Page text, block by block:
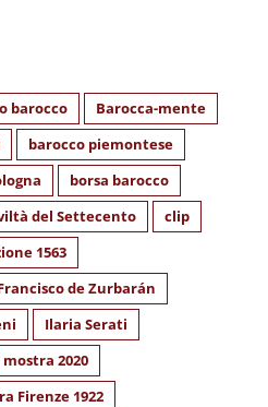
barocco
Barocca-mente
barocco piemontese
borsa barocco
del Settecento
clip
1563
de Zurbarán
Ilaria Serati
mostra 2020
Firenze 1922